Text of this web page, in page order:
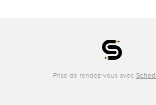
Prise de rendez-vous avec